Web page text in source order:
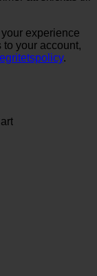
experience
your account,
.